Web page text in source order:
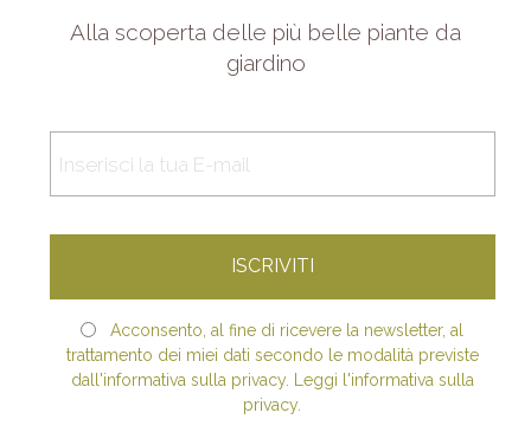
Alla scoperta delle più belle piante da
giardino
Acconsento, al fine di ricevere la newsletter, al
trattamento dei miei dati secondo le modalità previste
dall'informativa sulla privacy. Leggi l'informativa sulla
privacy.